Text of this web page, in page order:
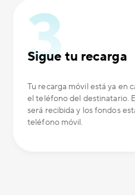
Sigue tu recarga
Tu recarga móvil está ya en
el teléfono del destinatario.
será recibida y los fondos
teléfono móvil.